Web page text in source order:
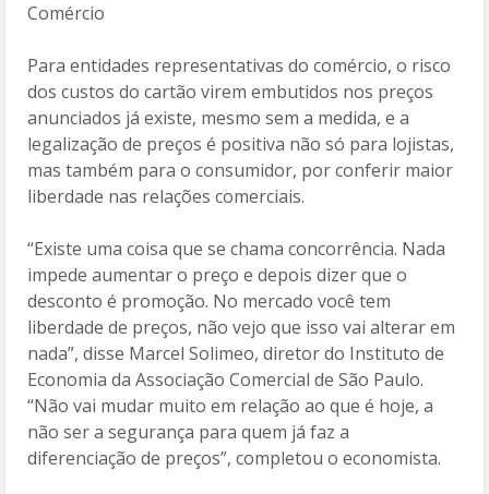
Comércio
Para entidades representativas do comércio, o risco
dos custos do cartão virem embutidos nos preços
anunciados já existe, mesmo sem a medida, e a
legalização de preços é positiva não só para lojistas,
mas também para o consumidor, por conferir maior
liberdade nas relações comerciais.
“Existe uma coisa que se chama concorrência. Nada
impede aumentar o preço e depois dizer que o
desconto é promoção. No mercado você tem
liberdade de preços, não vejo que isso vai alterar em
nada”, disse Marcel Solimeo, diretor do Instituto de
Economia da Associação Comercial de São Paulo.
“Não vai mudar muito em relação ao que é hoje, a
não ser a segurança para quem já faz a
diferenciação de preços”, completou o economista.